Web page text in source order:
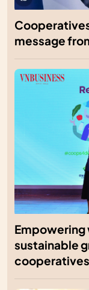
message
Empowering
sustainable
cooperatives